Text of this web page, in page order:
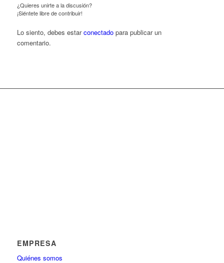
¿Quieres unirte a la discusión?
¡Siéntete libre de contribuir!
Lo siento, debes estarconectadopara publicar un
comentario.
EMPRESA
Quiénes somos